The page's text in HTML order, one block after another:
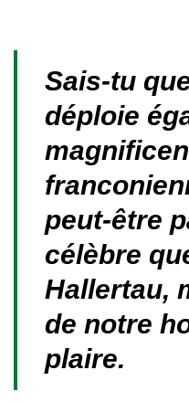
Sais-tu
déploie
peut-être
célèbre
Hallertau,
de notre
plaire.